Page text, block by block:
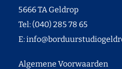
5666 TA Geldrop
Tel: (040) 285 78 65
E:
Algemene Voorwaarden